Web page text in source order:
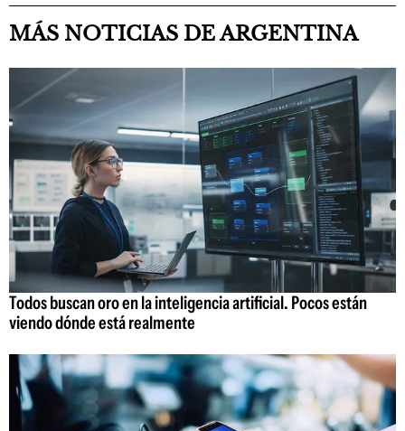
MÁS NOTICIAS DE ARGENTINA
Todos buscan oro en la inteligencia artificial. Pocos están
viendo dónde está realmente